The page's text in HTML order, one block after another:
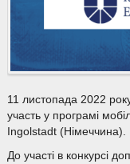
11 листопада 2022
участь у програмі
Ingolstadt (Німеччина).
До участі в конкурсі